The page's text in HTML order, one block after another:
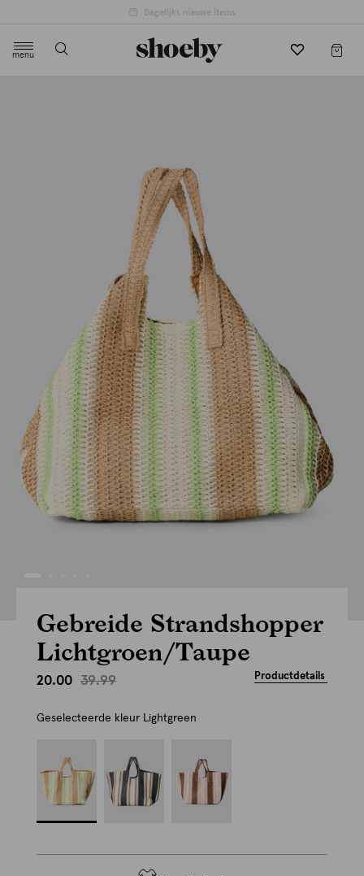
4.5/5 beoordeling door 3807 klanten
menu
Gebreide Strandshopper
Lichtgroen/Taupe
20.00 39.99 Productdetails
Geselecteerde kleur Lightgreen